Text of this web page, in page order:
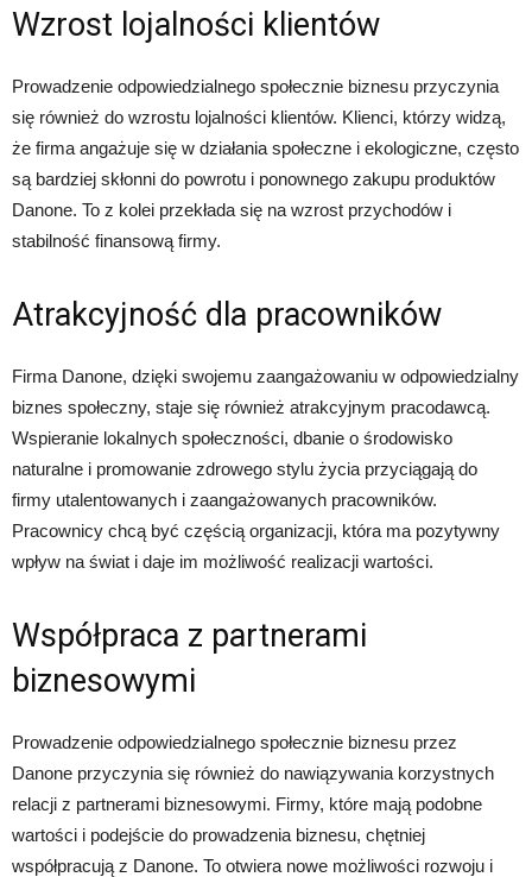
Wzrost lojalności klientów
Prowadzenie odpowiedzialnego społecznie biznesu przyczynia
się również do wzrostu lojalności klientów. Klienci, którzy widzą,
że firma angażuje się w działania społeczne i ekologiczne, często
są bardziej skłonni do powrotu i ponownego zakupu produktów
Danone. To z kolei przekłada się na wzrost przychodów i
stabilność finansową firmy.
Atrakcyjność dla pracowników
Firma Danone, dzięki swojemu zaangażowaniu w odpowiedzialny
biznes społeczny, staje się również atrakcyjnym pracodawcą.
Wspieranie lokalnych społeczności, dbanie o środowisko
naturalne i promowanie zdrowego stylu życia przyciągają do
firmy utalentowanych i zaangażowanych pracowników.
Pracownicy chcą być częścią organizacji, która ma pozytywny
wpływ na świat i daje im możliwość realizacji wartości.
Współpraca z partnerami
biznesowymi
Prowadzenie odpowiedzialnego społecznie biznesu przez
Danone przyczynia się również do nawiązywania korzystnych
relacji z partnerami biznesowymi. Firmy, które mają podobne
wartości i podejście do prowadzenia biznesu, chętniej
współpracują z Danone. To otwiera nowe możliwości rozwoju i